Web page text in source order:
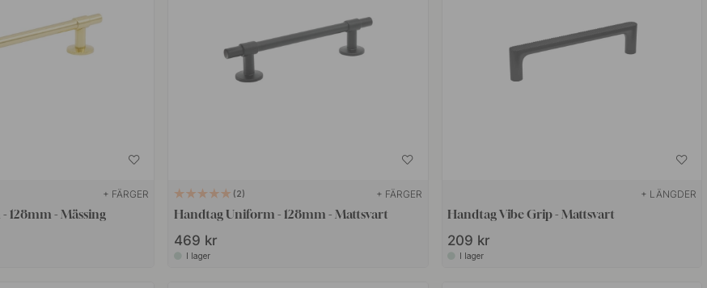
+ FÄRGER
128mm - Mässing
2 + FÄRGER
Handtag Uniform - 128mm - Mattsvart
469 kr
I lager
+ LÄNGDER
Handtag Vibe Grip - Mattsvart
209 kr
I lager